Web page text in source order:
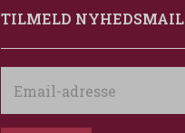
TILMELD NYHEDSMAIL
adresse